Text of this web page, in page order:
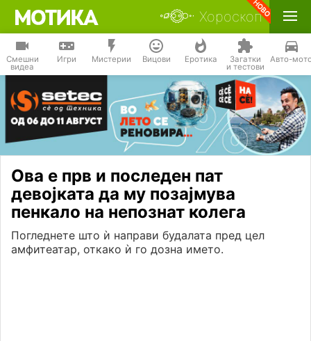
Хороскоп
Смешни
видеа
Игри Мистерии Вицови Еротика Загатки
и тестови
Авто-
Ова е прв и последен пат
девојката да му позајмува
пенкало на непознат колега
Погледнете што ѝ направи будалата пред цел
амфитеатар, откако ѝ го дозна името.